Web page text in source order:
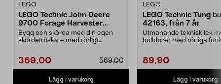
LEGO
LEGO Technic John Deere
9700 Forage Harvester
42168, från 9 år
Bygg och skörda med din egen
skördetröska – med rörligt
569,00
369,00
Lägg i varukorg
LEGO
LEGO Technic Tung
42163, från 7 år
Utmanande teknisk lek
bulldozer med rörliga
89,90
Lägg i varukorg